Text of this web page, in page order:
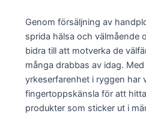
Genom försäljning av
sprida hälsa och välmående
bidra till att motverka de
många drabbas av idag.
yrkeserfarenhet i ryggen har
fingertoppskänsla för att
produkter som sticker ut i